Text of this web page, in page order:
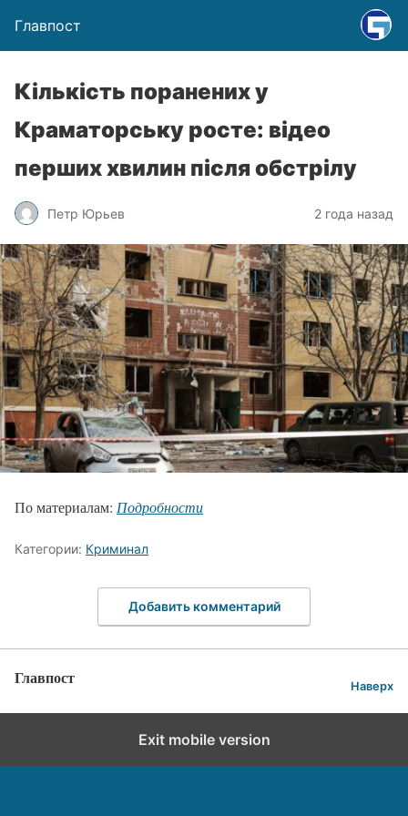
Главпост
Кількість поранених у
Краматорську росте: відео
перших хвилин після обстрілу
Петр Юрьев 2 года назад
По материалам: Подробности
Категории: Криминал
Добавить комментарий
Главпост Наверх
Exit mobile version